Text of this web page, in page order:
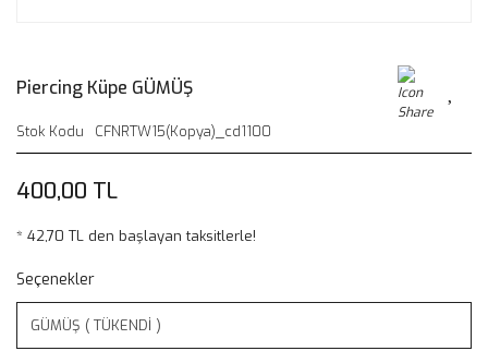
Piercing Küpe GÜMÜŞ
Stok Kodu CFNRTW15(Kopya)_cd1100
400,00 TL
* 42,70 TL den başlayan taksitlerle!
Seçenekler